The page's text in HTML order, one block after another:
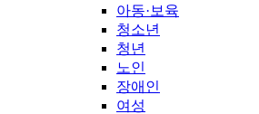
아동·보육
청소년
청년
노인
장애인
여성